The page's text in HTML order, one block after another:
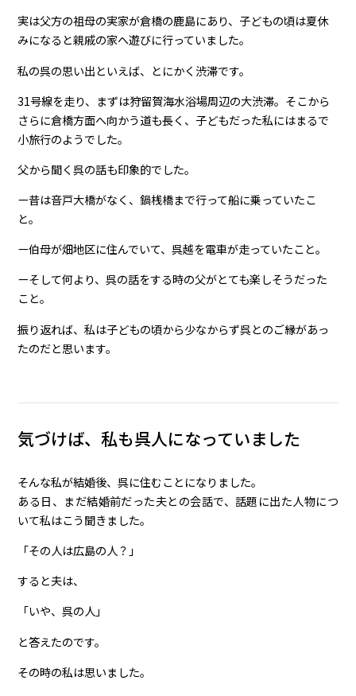
実は父方の祖母の実家が倉橋の鹿島にあり、子どもの頃は夏休
みになると親戚の家へ遊びに行っていました。
私の呉の思い出といえば、とにかく渋滞です。
31号線を走り、まずは狩留賀海水浴場周辺の大渋滞。そこから
さらに倉橋方面へ向かう道も長く、子どもだった私にはまるで
小旅行のようでした。
父から聞く呉の話も印象的でした。
ー昔は音戸大橋がなく、鍋桟橋まで行って船に乗っていたこ
と。
ー伯母が畑地区に住んでいて、呉越を電車が走っていたこと。
ーそして何より、呉の話をする時の父がとても楽しそうだった
こと。
振り返れば、私は子どもの頃から少なからず呉とのご縁があっ
たのだと思います。
気づけば、私も呉人になっていました
そんな私が結婚後、呉に住むことになりました。
ある日、まだ結婚前だった夫との会話で、話題に出た人物につ
いて私はこう聞きました。
「その人は広島の人？」
すると夫は、
「いや、呉の人」
と答えたのです。
その時の私は思いました。